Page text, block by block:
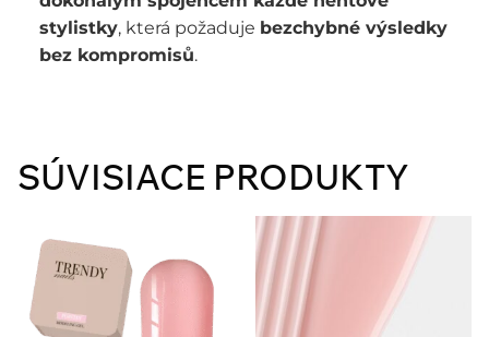
stylistky, která požaduje bezchybné výsledky
bez kompromisů.
SÚVISIACE PRODUKTY